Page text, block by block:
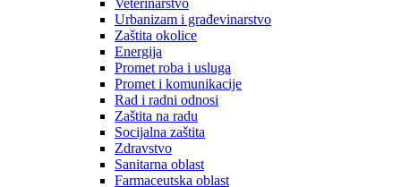
Veterinarstvo
Urbanizam i građevinarstvo
Zaštita okolice
Energija
Promet roba i usluga
Promet i komunikacije
Rad i radni odnosi
Zaštita na radu
Socijalna zaštita
Zdravstvo
Sanitarna oblast
Farmaceutska oblast